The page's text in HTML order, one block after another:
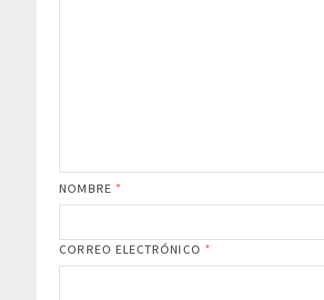
NOMBRE *
CORREO ELECTRÓNICO *